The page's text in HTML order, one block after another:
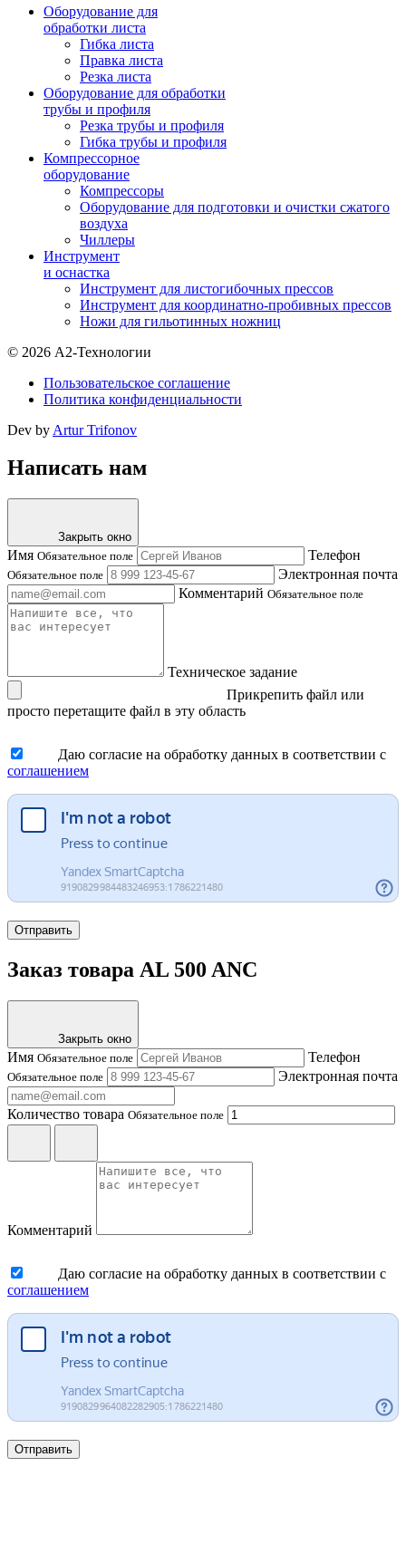
Оборудование для
обработки листа
Гибка листа
Правка листа
Резка листа
Оборудование для обработки
трубы и профиля
Резка трубы и профиля
Гибка трубы и профиля
Компрессорное
оборудование
Компрессоры
Оборудование для подготовки и очистки сжатого
воздуха
Чиллеры
Инструмент
и оснастка
Инструмент для листогибочных прессов
Инструмент для координатно-пробивных прессов
Ножи для гильотинных ножниц
© 2026 А2-Технологии
Пользовательское соглашение
Политика конфиденциальности
Dev by Artur Trifonov
Написать нам
Закрыть окно
Имя Обязательное поле Телефон
Обязательное поле
Электронная почта
Комментарий Обязательное поле
Техническое задание
Прикрепить файл или
просто перетащите файл в эту область
Даю согласие на обработку данных в соответствии с
соглашением
Отправить
Заказ товара AL 500 ANC
Закрыть окно
Имя Обязательное поле Телефон
Обязательное поле Электронная почта
Количество товара Обязательное поле
Комментарий
Даю согласие на обработку данных в соответствии с
соглашением
Отправить